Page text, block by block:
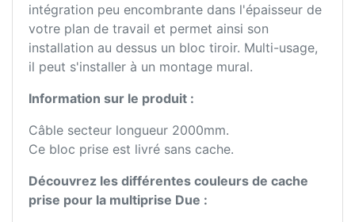
intégration peu encombrante dans l'épaisseur de
votre plan de travail et permet ainsi son
installation au dessus un bloc tiroir. Multi-usage,
il peut s'installer à un montage mural.
Information sur le produit :
Câble secteur longueur 2000mm.
Ce bloc prise est livré sans cache.
Découvrez les différentes couleurs de cache
prise pour la multiprise Due :